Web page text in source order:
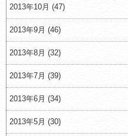
2013年10月 (47)
2013年9月 (46)
2013年8月 (32)
2013年7月 (39)
2013年6月 (34)
2013年5月 (30)